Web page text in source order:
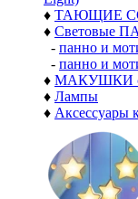
♦ ТАЮЩИЕ
♦ Световые
- панно и
- панно и
♦ МАКУШКИ
♦ Лампы
♦ Аксессуары